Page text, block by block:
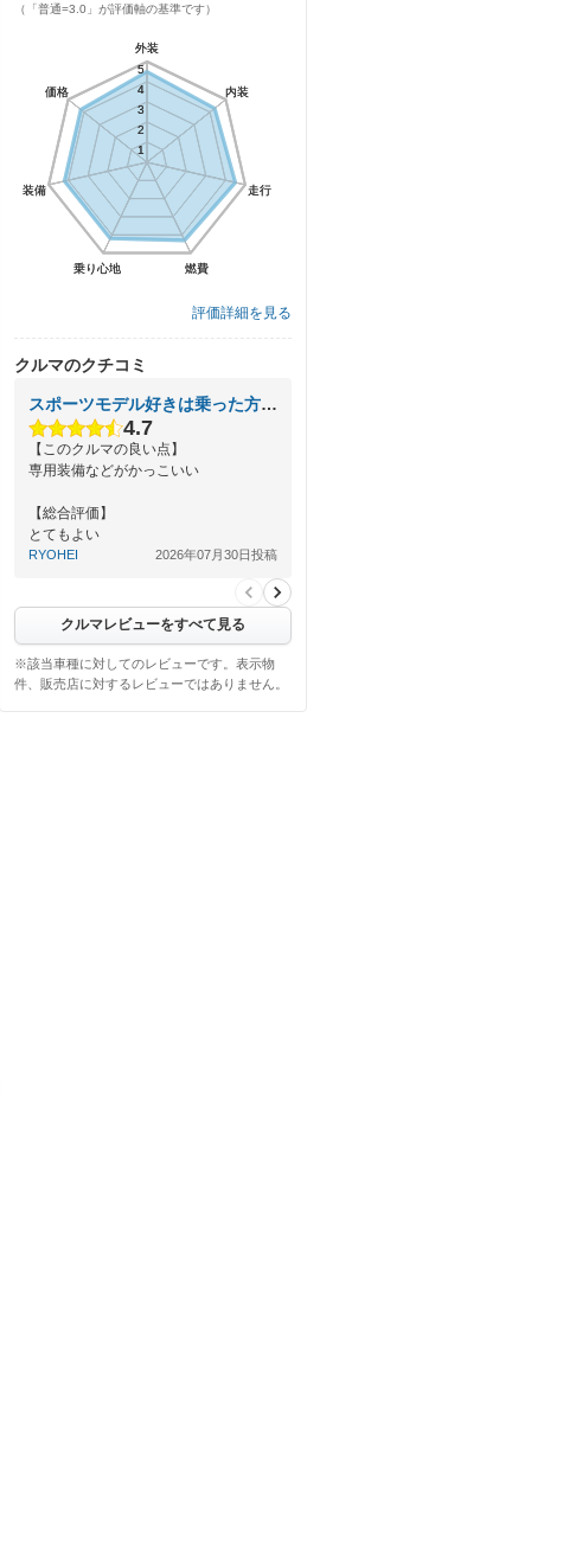
（「普通=3.0」が評価軸の基準です）
外装
内装
走行
燃費
乗り心地
装備
価格
1
2
3
4
5
外装
内装
走行
燃費
乗り心地
装備
価格
1
2
3
4
5
評価詳細を見る
クルマのクチコミ
スポーツモデル好きは乗った方がいい
4.7
【このクルマの良い点】
専用装備などがかっこいい
【総合評価】
とてもよい
RYOHEI 2026年07月30日投稿
クルマレビューをすべて見る
※該当車種に対してのレビューです。表示物
件、販売店に対するレビューではありません。